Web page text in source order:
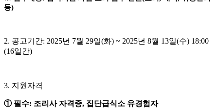
등)
2. 공고기간: 2025년 7월 29일(화) ~ 2025년 8월 13일(수) 18:00
(16일간)
3. 지원자격
① 필수: 조리사 자격증, 집단급식소 유경험자